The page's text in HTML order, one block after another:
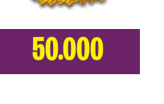
50.000